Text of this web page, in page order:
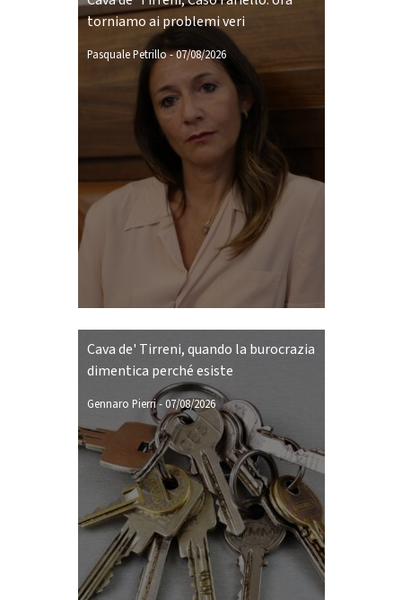
torniamo ai problemi veri
Pasquale Petrillo-07/08/2026
Cava de' Tirreni, quando la burocrazia
dimentica perché esiste
Gennaro Pierri- 07/08/2026